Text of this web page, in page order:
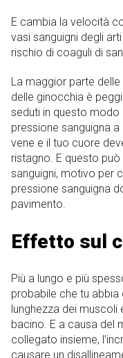
E cambia la velocità
vasi sanguigni degli
rischio di coaguli di
La maggior parte
delle ginocchia è
seduti in questo modo
pressione sanguigna
vene e il tuo cuore
ristagno. E questo
sanguigni, motivo per
pressione sanguigna
pavimento.
Effetto sul
Più a lungo e più
probabile che tu
lunghezza dei muscoli
bacino. E a causa del
collegato insieme,
causare un